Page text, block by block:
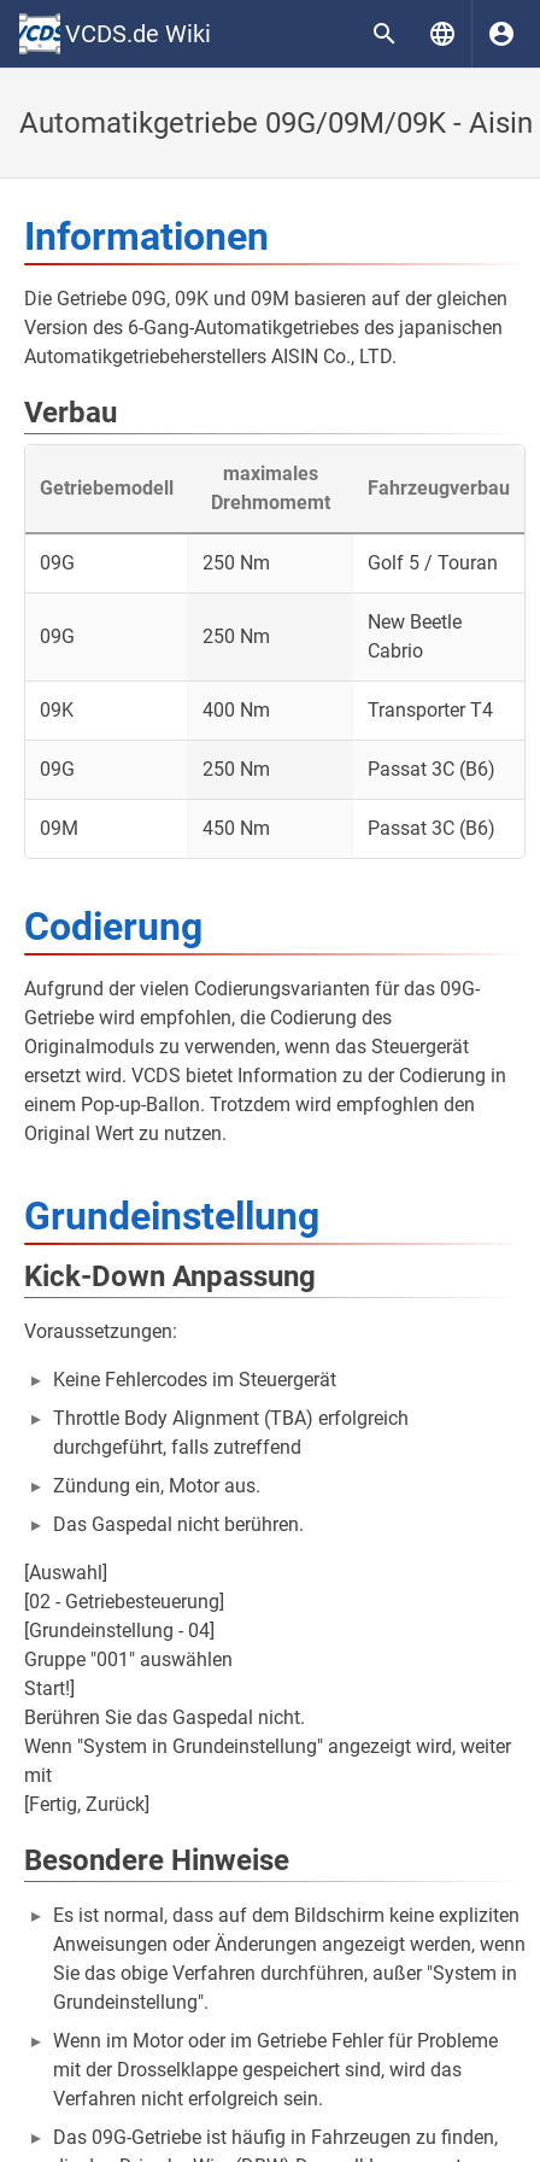
VCDS.de Wiki
Automatikgetriebe 09G/09M/09K - Aisin
Informationen
Die Getriebe 09G, 09K und 09M basieren auf der gleichen
Version des 6-Gang-Automatikgetriebes des japanischen
Automatikgetriebeherstellers AISIN Co., LTD.
Verbau
Getriebemodell
maximales
Drehmomemt
Fahrzeugverbau
09G 250 Nm Golf 5 / Touran
09G 250 Nm
New Beetle
Cabrio
09K 400 Nm Transporter T4
09G 250 Nm Passat 3C (B6)
09M 450 Nm Passat 3C (B6)
Codierung
Aufgrund der vielen Codierungsvarianten für das 09G-
Getriebe wird empfohlen, die Codierung des
Originalmoduls zu verwenden, wenn das Steuergerät
ersetzt wird. VCDS bietet Information zu der Codierung in
einem Pop-up-Ballon. Trotzdem wird empfoghlen den
Original Wert zu nutzen.
Grundeinstellung
Kick-Down Anpassung
Voraussetzungen:
Keine Fehlercodes im Steuergerät
Throttle Body Alignment (TBA) erfolgreich
durchgeführt, falls zutreffend
Zündung ein, Motor aus.
Das Gaspedal nicht berühren.
[Auswahl]
[02 - Getriebesteuerung]
[Grundeinstellung - 04]
Gruppe "001" auswählen
Start!]
Berühren Sie das Gaspedal nicht.
Wenn "System in Grundeinstellung" angezeigt wird, weiter
mit
[Fertig, Zurück]
Besondere Hinweise
Es ist normal, dass auf dem Bildschirm keine expliziten
Anweisungen oder Änderungen angezeigt werden, wenn
Sie das obige Verfahren durchführen, außer "System in
Grundeinstellung".
Wenn im Motor oder im Getriebe Fehler für Probleme
mit der Drosselklappe gespeichert sind, wird das
Verfahren nicht erfolgreich sein.
Das 09G-Getriebe ist häufig in Fahrzeugen zu finden,